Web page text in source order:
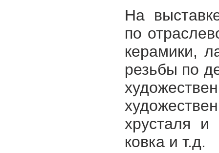
На
по
керамики,
резьбы по
хрусталя и
ковка и т.д.